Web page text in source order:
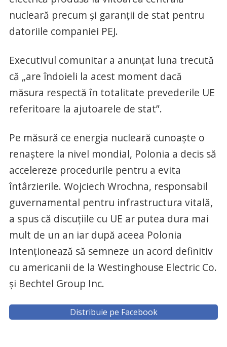
nucleară precum şi garanţii de stat pentru
datoriile companiei PEJ.
Executivul comunitar a anunţat luna trecută
că „are îndoieli la acest moment dacă
măsura respectă în totalitate prevederile UE
referitoare la ajutoarele de stat”.
Pe măsură ce energia nucleară cunoaşte o
renaştere la nivel mondial, Polonia a decis să
accelereze procedurile pentru a evita
întârzierile. Wojciech Wrochna, responsabil
guvernamental pentru infrastructura vitală,
a spus că discuţiile cu UE ar putea dura mai
mult de un an iar după aceea Polonia
intenţionează să semneze un acord definitiv
cu americanii de la Westinghouse Electric Co.
şi Bechtel Group Inc.
Distribuie pe Facebook